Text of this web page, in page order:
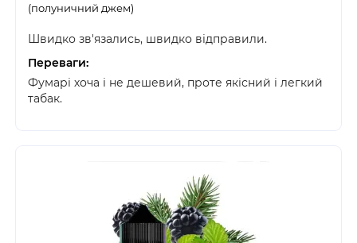
(полуничний джем)
Швидко зв'язались, швидко відправили.
Переваги:
Фумарі хоча і не дешевий, проте якісний і легкий
табак.